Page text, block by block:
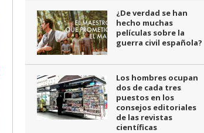
¿De verdad se han
hecho muchas
películas sobre la
guerra civil española?
Los hombres ocupan
dos de cada tres
puestos en los
consejos editoriales
de las revistas
científicas